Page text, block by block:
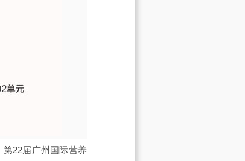
第22届广州国际营养